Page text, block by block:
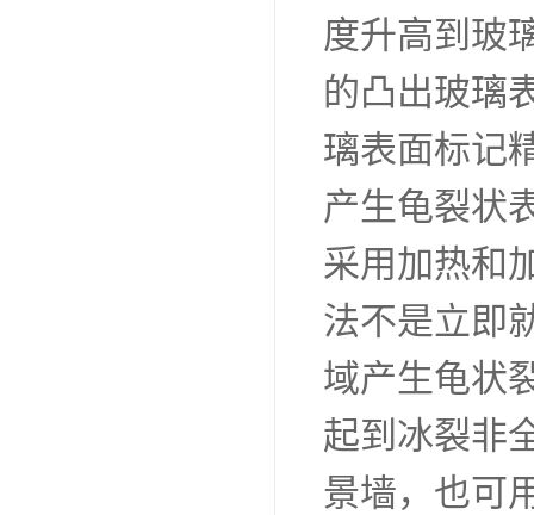
度升高到玻
的凸出玻璃
璃表面标记
产生龟裂状
采用加热和
法不是立即
域产生龟状
起到冰裂非
景墙，也可